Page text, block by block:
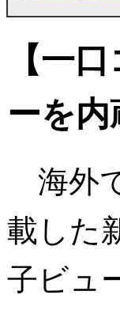
【一
ーを
海外
載した
子ビュ